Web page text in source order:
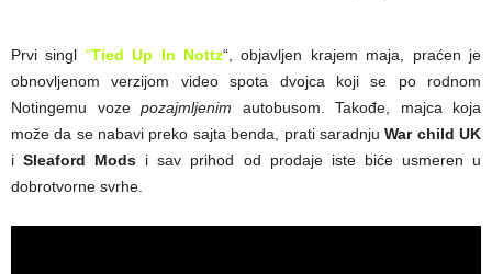
Prvi singl “Tied Up In Nottz“, objavljen krajem maja, praćen je
obnovljenom verzijom video spota dvojca koji se po rodnom
Notingemu voze pozajmljenim autobusom. Takođe, majca koja
može da se nabavi preko sajta benda, prati saradnjuWar child UK
iSleaford Mods i sav prihod od prodaje iste biće usmeren u
dobrotvorne svrhe.